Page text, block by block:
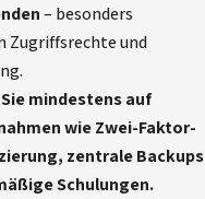
– besonders
Zugriffsrechte und
mindestens auf
wie Zwei-Faktor-
zentrale Backups
Schulungen.